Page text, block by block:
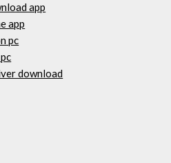
app
app
pc
download